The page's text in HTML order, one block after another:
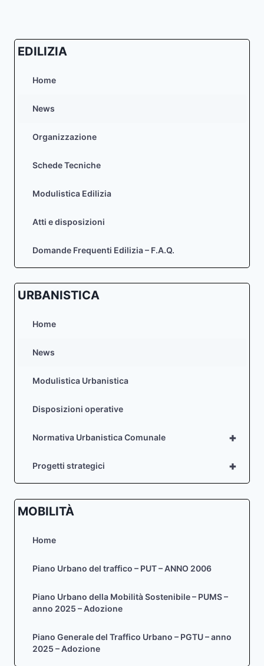
EDILIZIA
Home
News
Organizzazione
Schede Tecniche
Modulistica Edilizia
Atti e disposizioni
Domande Frequenti Edilizia – F.A.Q.
URBANISTICA
Home
News
Modulistica Urbanistica
Disposizioni operative
+
Normativa Urbanistica Comunale
+
Progetti strategici
MOBILITÀ
Home
Piano Urbano del traffico – PUT – ANNO 2006
Piano Urbano della Mobilità Sostenibile – PUMS –
anno 2025 – Adozione
Piano Generale del Traffico Urbano – PGTU – anno
2025 – Adozione